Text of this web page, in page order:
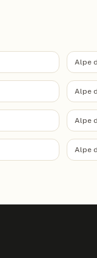
Alpe
Alpe
Alpe
Alpe